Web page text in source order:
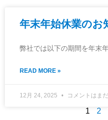
年末年始休業のお
弊社では以下の期間を年末
READ MORE »
12月 24, 2025 コメントはま
1 2